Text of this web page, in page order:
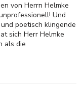
von Herrn Helmke
Und
poetisch klingende
sich Herr Helmke
als die